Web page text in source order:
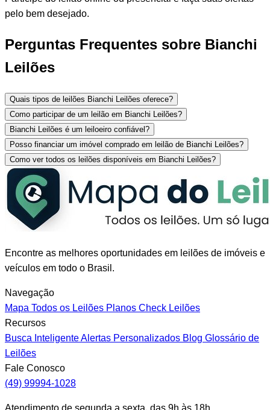
pelo bem desejado.
Perguntas Frequentes sobre Bianchi
Leilões
Quais tipos de leilões Bianchi Leilões oferece?
Como participar de um leilão em Bianchi Leilões?
Bianchi Leilões é um leiloeiro confiável?
Posso financiar um imóvel comprado em leilão de Bianchi Leilões?
Como ver todos os leilões disponíveis em Bianchi Leilões?
Encontre as melhores oportunidades em leilões de imóveis e
veículos em todo o Brasil.
Navegação
Mapa Todos os Leilões Planos Check Leilões
Recursos
Busca InteligenteAlertas Personalizados Blog Glossário de
Leilões
Fale Conosco
(49) 99994-1028
Atendimento de segunda a sexta, das 9h às 18h